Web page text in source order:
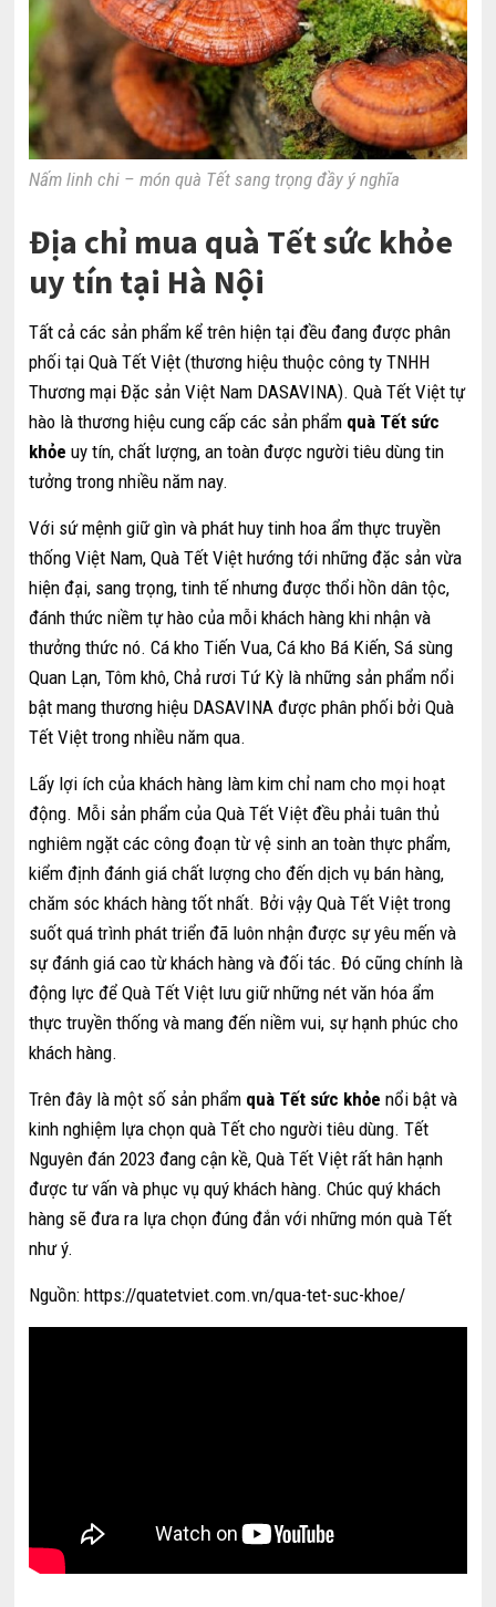
Nấm linh chi – món quà Tết sang trọng đầy ý nghĩa
Địa chỉ mua quà Tết sức khỏe
uy tín tại Hà Nội
Tất cả các sản phẩm kể trên hiện tại đều đang được phân
phối tại Quà Tết Việt (thương hiệu thuộc công ty TNHH
Thương mại Đặc sản Việt Nam DASAVINA). Quà Tết Việt tự
hào là thương hiệu cung cấp các sản phẩm quà Tết sức
khỏe uy tín, chất lượng, an toàn được người tiêu dùng tin
tưởng trong nhiều năm nay.
Với sứ mệnh giữ gìn và phát huy tinh hoa ẩm thực truyền
thống Việt Nam, Quà Tết Việt hướng tới những đặc sản vừa
hiện đại, sang trọng, tinh tế nhưng được thổi hồn dân tộc,
đánh thức niềm tự hào của mỗi khách hàng khi nhận và
thưởng thức nó. Cá kho Tiến Vua, Cá kho Bá Kiến, Sá sùng
Quan Lạn, Tôm khô, Chả rươi Tứ Kỳ là những sản phẩm nổi
bật mang thương hiệu DASAVINA được phân phối bởi Quà
Tết Việt trong nhiều năm qua.
Lấy lợi ích của khách hàng làm kim chỉ nam cho mọi hoạt
động. Mỗi sản phẩm của Quà Tết Việt đều phải tuân thủ
nghiêm ngặt các công đoạn từ vệ sinh an toàn thực phẩm,
kiểm định đánh giá chất lượng cho đến dịch vụ bán hàng,
chăm sóc khách hàng tốt nhất. Bởi vậy Quà Tết Việt trong
suốt quá trình phát triển đã luôn nhận được sự yêu mến và
sự đánh giá cao từ khách hàng và đối tác. Đó cũng chính là
động lực để Quà Tết Việt lưu giữ những nét văn hóa ẩm
thực truyền thống và mang đến niềm vui, sự hạnh phúc cho
khách hàng.
Trên đây là một số sản phẩm quà Tết sức khỏe nổi bật và
kinh nghiệm lựa chọn quà Tết cho người tiêu dùng. Tết
Nguyên đán 2023 đang cận kề, Quà Tết Việt rất hân hạnh
được tư vấn và phục vụ quý khách hàng. Chúc quý khách
hàng sẽ đưa ra lựa chọn đúng đắn với những món quà Tết
như ý.
Nguồn: https://quatetviet.com.vn/qua-tet-suc-khoe/